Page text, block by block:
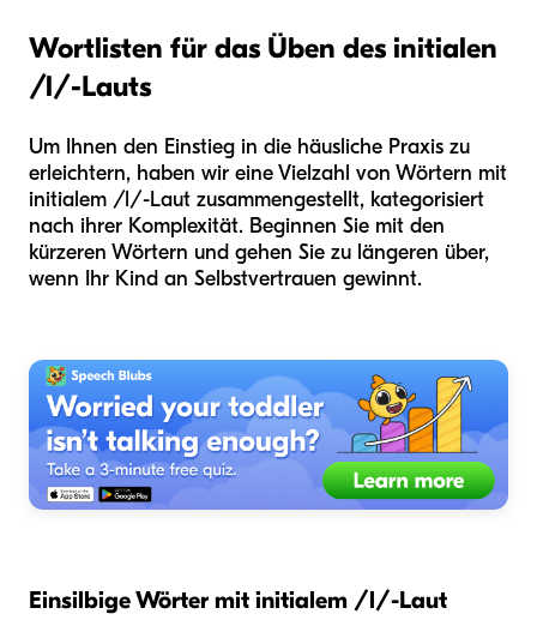
Wortlisten für das Üben des initialen
/l/-Lauts
Um Ihnen den Einstieg in die häusliche Praxis zu
erleichtern, haben wir eine Vielzahl von Wörtern mit
initialem /l/-Laut zusammengestellt, kategorisiert
nach ihrer Komplexität. Beginnen Sie mit den
kürzeren Wörtern und gehen Sie zu längeren über,
wenn Ihr Kind an Selbstvertrauen gewinnt.
Einsilbige Wörter mit initialem /l/-Laut